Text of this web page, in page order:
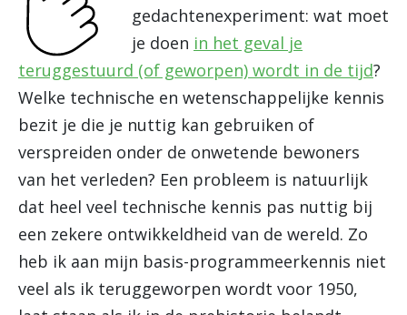
gedachtenexperiment: wat moet
je doen in het geval je
teruggestuurd (of geworpen) wordt in de tijd?
Welke technische en wetenschappelijke kennis
bezit je die je nuttig kan gebruiken of
verspreiden onder de onwetende bewoners
van het verleden? Een probleem is natuurlijk
dat heel veel technische kennis pas nuttig bij
een zekere ontwikkeldheid van de wereld. Zo
heb ik aan mijn basis-programmeerkennis niet
veel als ik teruggeworpen wordt voor 1950,